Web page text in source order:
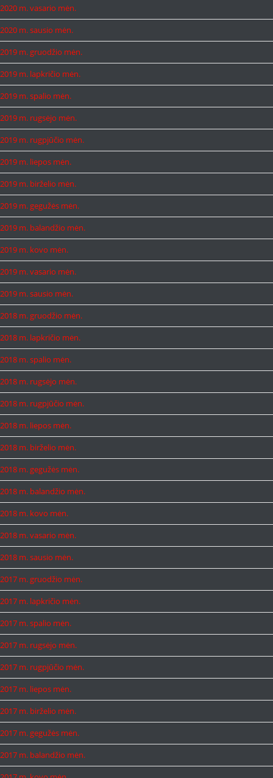
2020 m. vasario mėn.
2020 m. sausio mėn.
2019 m. gruodžio mėn.
2019 m. lapkričio mėn.
2019 m. spalio mėn.
2019 m. rugsėjo mėn.
2019 m. rugpjūčio mėn.
2019 m. liepos mėn.
2019 m. birželio mėn.
2019 m. gegužės mėn.
2019 m. balandžio mėn.
2019 m. kovo mėn.
2019 m. vasario mėn.
2019 m. sausio mėn.
2018 m. gruodžio mėn.
2018 m. lapkričio mėn.
2018 m. spalio mėn.
2018 m. rugsėjo mėn.
2018 m. rugpjūčio mėn.
2018 m. liepos mėn.
2018 m. birželio mėn.
2018 m. gegužės mėn.
2018 m. balandžio mėn.
2018 m. kovo mėn.
2018 m. vasario mėn.
2018 m. sausio mėn.
2017 m. gruodžio mėn.
2017 m. lapkričio mėn.
2017 m. spalio mėn.
2017 m. rugsėjo mėn.
2017 m. rugpjūčio mėn.
2017 m. liepos mėn.
2017 m. birželio mėn.
2017 m. gegužės mėn.
2017 m. balandžio mėn.